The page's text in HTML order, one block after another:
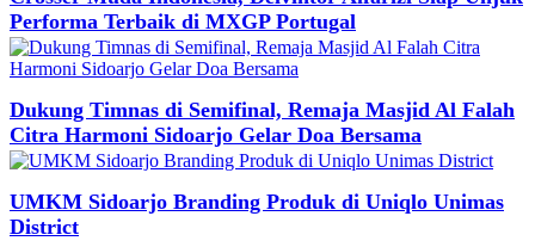
Performa Terbaik di MXGP Portugal
Dukung Timnas di Semifinal, Remaja Masjid Al Falah
Citra Harmoni Sidoarjo Gelar Doa Bersama
UMKM Sidoarjo Branding Produk di Uniqlo Unimas
District